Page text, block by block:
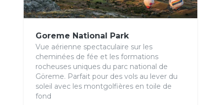
Goreme National Park
Vue aérienne spectaculaire sur les
cheminées de fée et les formations
rocheuses uniques du parc national de
Göreme. Parfait pour des vols au lever du
soleil avec les montgolfières en toile de
fond